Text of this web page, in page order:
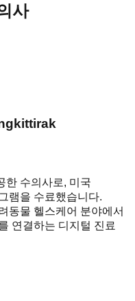
사
한 수의사로, 미국
램을 수료했습니다.
동물 헬스케어 분야에서
연결하는 디지털 진료